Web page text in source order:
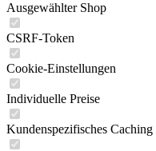
Ausgewählter Shop
CSRF-Token
Cookie-Einstellungen
Individuelle Preise
Kundenspezifisches Caching